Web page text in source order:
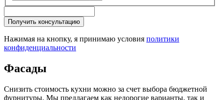
Получить консультацию
Нажимая на кнопку, я принимаю условия политики
конфиденциальности
Фасады
Снизить стоимость кухни можно за счет выбора бюджетной
фурнитуры. Мы предлагаем как недорогие варианты, так и